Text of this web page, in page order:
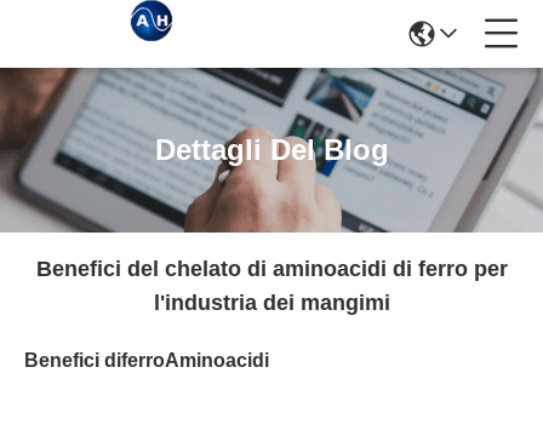
Dettagli Del Blog
Benefici del chelato di aminoacidi di ferro per
l'industria dei mangimi
Benefici diferroAminoacidi